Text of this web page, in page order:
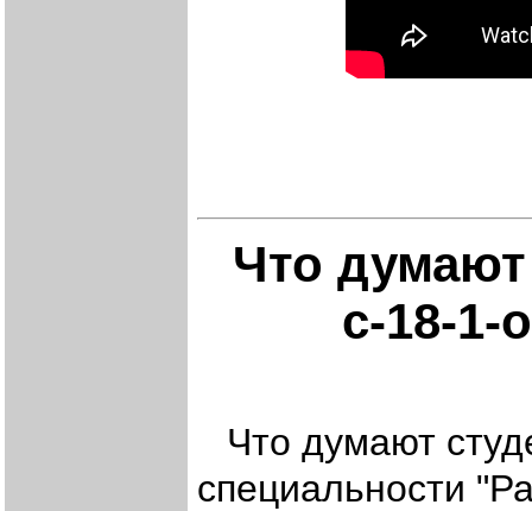
Что
с-18-1-
Что думают
специальности